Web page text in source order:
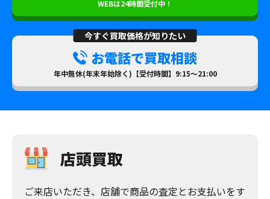
WEBは24時間受付中！
今すぐ買取価格が知りたい
お電話で買取相談
年中無休(年末年始除く)【受付時間】9:15～21:00
店頭買取
ご来店いただき、店舗で商品の査定とお支払いをす